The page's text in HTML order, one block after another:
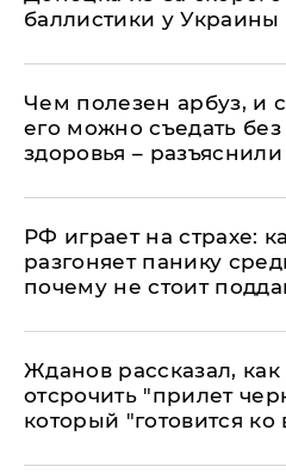
баллистики у Украины
Чем полезен арбуз, и
его можно съедать
здоровья –
РФ играет на страхе:
разгоняет панику
почему не стоит
Жданов рассказал,
отсрочить "прилет
который "готовится ко